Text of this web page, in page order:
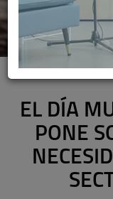
EL DÍA
PONE